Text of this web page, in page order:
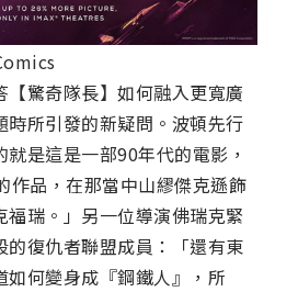
驚奇隊長】如何融入更寬廣
時所引發的新疑問。波頓先行
是這是一部90年代的電影，
作品，在那當中山繆傑克遜飾
福瑞。」另一位導演佛瑞克緊
的復仇者聯盟成員：「還有東
如何變身成『鋼鐵人』，所